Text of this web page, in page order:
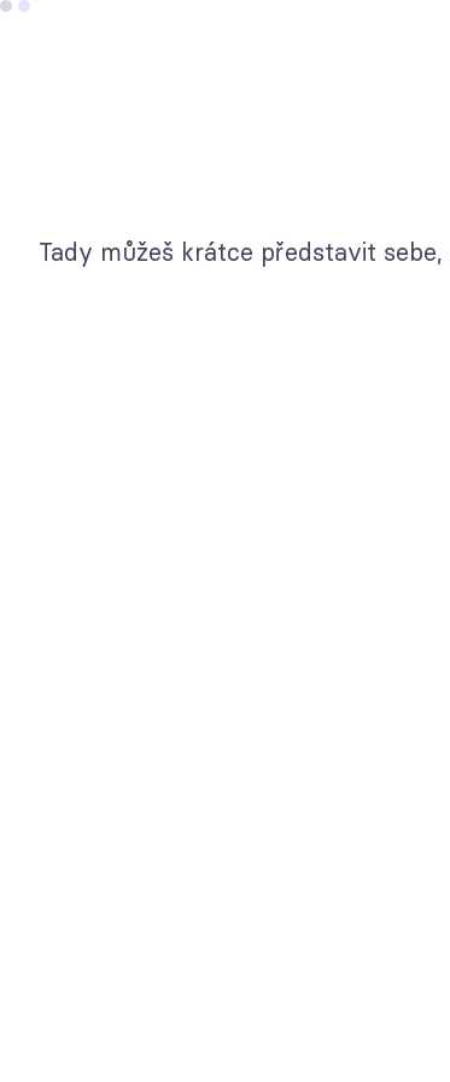
Tady můžeš krátce představit